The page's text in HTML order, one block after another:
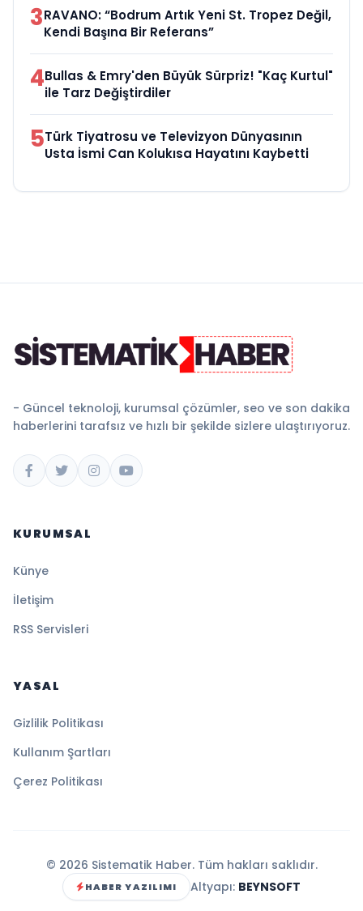
3RAVANO: “Bodrum Artık Yeni St. Tropez Değil,
Kendi Başına Bir Referans”
4Bullas & Emry'den Büyük Sürpriz! "Kaç Kurtul"
ile Tarz Değiştirdiler
5Türk Tiyatrosu ve Televizyon Dünyasının
Usta İsmi Can Kolukısa Hayatını Kaybetti
- Güncel teknoloji, kurumsal çözümler, seo ve son dakika
haberlerini tarafsız ve hızlı bir şekilde sizlere ulaştırıyoruz.
KURUMSAL
Künye
İletişim
RSS Servisleri
YASAL
Gizlilik Politikası
Kullanım Şartları
Çerez Politikası
© 2026 Sistematik Haber. Tüm hakları saklıdır.
HABER YAZILIMI Altyapı: BEYNSOFT